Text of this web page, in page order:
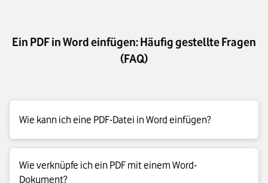
Ein PDF in Word einfügen: Häufig gestellte Fragen
(FAQ)
Wie kann ich eine PDF-Datei in Word einfügen?
PDFs lassen sich am einfachsten über Word ab Version 2013
einfügen. Mit Microsoft 365 Business ist das meist kein
Wie verknüpfe ich ein PDF mit einem Word-
Dokument?